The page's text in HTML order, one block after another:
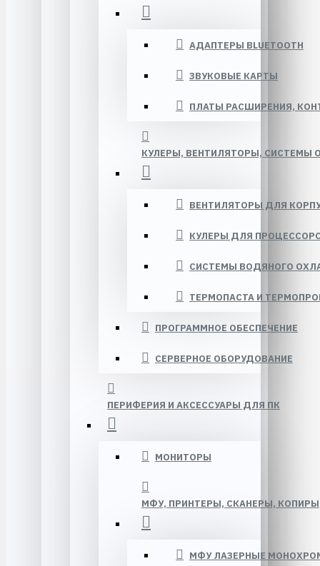
АДАПТЕРЫ BLUETOOTH
ЗВУКОВЫЕ КАРТЫ
ПЛАТЫ РАСШИРЕНИЯ,
КУЛЕРЫ, ВЕНТИЛЯТОРЫ, СИСТЕМЫ
ВЕНТИЛЯТОРЫ ДЛЯ
КУЛЕРЫ ДЛЯ
СИСТЕМЫ ВОДЯНОГО
ТЕРМОПАСТА И
ПРОГРАММНОЕ ОБЕСПЕЧЕНИЕ
СЕРВЕРНОЕ ОБОРУДОВАНИЕ
ПЕРИФЕРИЯ И АКСЕССУАРЫ ДЛЯ ПК
МОНИТОРЫ
МФУ, ПРИНТЕРЫ, СКАНЕРЫ, КОПИРЫ
МФУ ЛАЗЕРНЫЕ